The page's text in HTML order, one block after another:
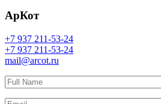
АрКот
+7 937 211-53-24
+7 937 211-53-24
mail@arcot.ru